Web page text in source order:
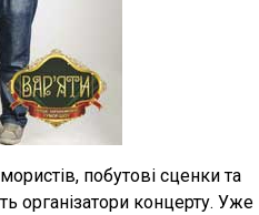
побутові сценки та
організатори концерту. Уже